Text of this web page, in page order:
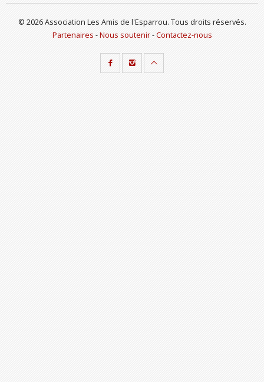
© 2026 Association Les Amis de l'Esparrou. Tous droits réservés.
Partenaires -Nous soutenir-Contactez-nous